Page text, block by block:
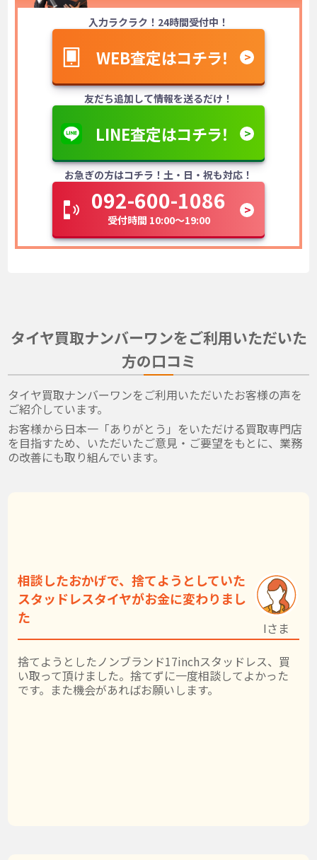
入力ラクラク！24時間受付中！
WEB査定はコチラ！
友だち追加して情報を送るだけ！
LINE査定はコチラ！
お急ぎの方はコチラ！土・日・祝も対応！
092-600-1086
受付時間 10:00～19:00
タイヤ買取ナンバーワンをご利用いただいた
方の口コミ
タイヤ買取ナンバーワンをご利用いただいたお客様の声を
ご紹介しています。
お客様から日本一「ありがとう」をいただける買取専門店
を目指すため、いただいたご意見・ご要望をもとに、業務
の改善にも取り組んでいます。
相談したおかげで、捨てようとしていた
スタッドレスタイヤがお金に変わりまし
た
捨てようとしたノンブランド17inchスタッドレス、買
い取って頂けました。捨てずに一度相談してよかった
です。また機会があればお願いします。
Iさま